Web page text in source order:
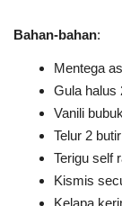
Bahan-bahan:
Mentega
Gula halus
Vanili
Telur 2 butir
Terigu self
Kismis
Kelapa